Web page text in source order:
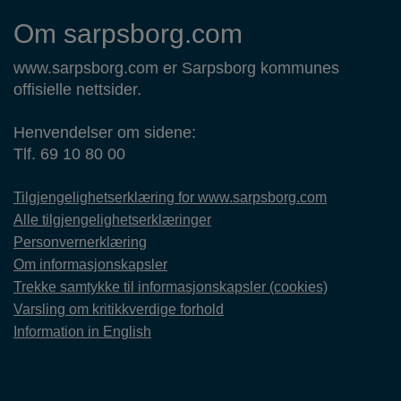
Om sarpsborg.com
www.sarpsborg.com er Sarpsborg kommunes
offisielle nettsider.
Henvendelser om sidene:
Tlf. 69 10 80 00
Tilgjengelighetserklæring for www.sarpsborg.com
Alle tilgjengelighetserklæringer
Personvernerklæring
Om informasjonskapsler
Trekke samtykke til informasjonskapsler (cookies)
Varsling om kritikkverdige forhold
Information in English